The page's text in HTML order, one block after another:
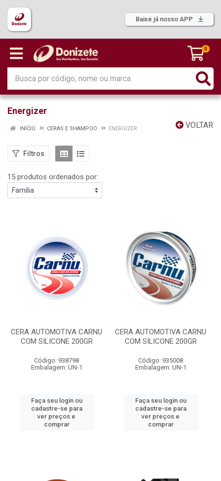
Baixe já nosso APP
0
Energizer
VOLTAR
INÍCIO CERAS E SHAMPOO ENERGIZER
Filtros
15 produtos ordenados por:
CERA AUTOMOTIVA CARNU
COM SILICONE 200GR
Código: 938798
Embalagem: UN-1
Faça seu login ou
cadastre-se para
ver preços e
comprar
CERA AUTOMOTIVA CARNU
COM SILICONE 200GR
Código: 935008
Embalagem: UN-1
Faça seu login ou
cadastre-se para
ver preços e
comprar